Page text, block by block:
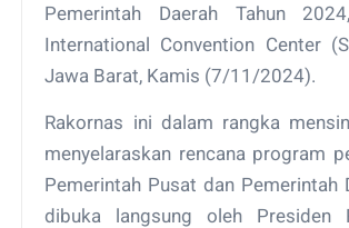
Pemerintah Daerah Tahun
International Convention Center
Jawa Barat, Kamis (7/11/2024).
Rakornas ini dalam rangka
menyelaraskan rencana program
Pemerintah Pusat dan Pemerintah
dibuka langsung oleh Presiden